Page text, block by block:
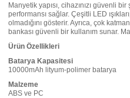
Manyetik yapısı, cihazınızı güvenli
performansı sağlar. Çeşitli LED
olmadığını gösterir. Ayrıca, çok
bankası güvenli bir kullanım sunar.
Ürün Özellikleri
Batarya Kapasitesi
10000mAh lityum-polimer batarya
Malzeme
ABS ve PC